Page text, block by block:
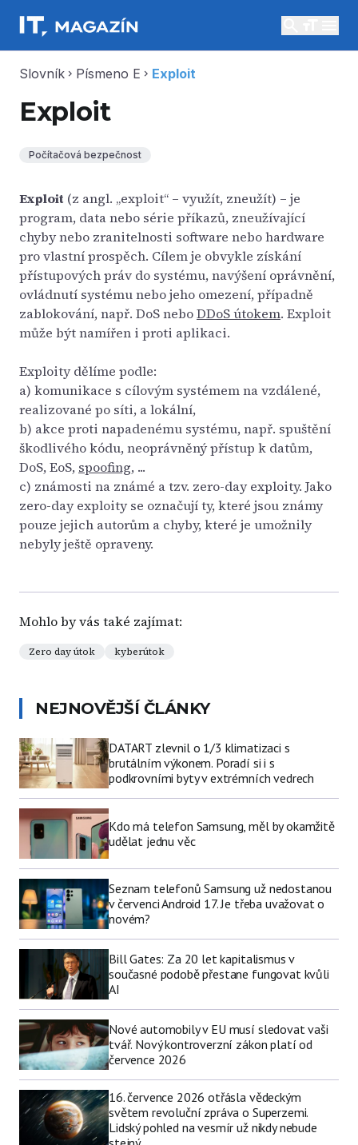
Slovník chevron_right Písmeno E chevron_right Exploit
Exploit
Počítačová bezpečnost
Exploit (z angl. „exploit“ – využít, zneužít) – je
program, data nebo série příkazů, zneužívající
chyby nebo zranitelnosti software nebo hardware
pro vlastní prospěch. Cílem je obvykle získání
přístupových práv do systému, navýšení oprávnění,
ovládnutí systému nebo jeho omezení, případně
zablokování, např. DoS neboDDoS útokem. Exploit
může být namířen i proti aplikaci.
Exploity dělíme podle:
a) komunikace s cílovým systémem na vzdálené,
realizované po síti, a lokální,
b) akce proti napadenému systému, např. spuštění
škodlivého kódu, neoprávněný přístup k datům,
DoS, EoS, spoofing, ...
c) známosti na známé a tzv. zero-day exploity. Jako
zero-day exploity se označují ty, které jsou známy
pouze jejich autorům a chyby, které je umožnily
nebyly ještě opraveny.
Mohlo by vás také zajímat:
Zero day útok kyberútok
NEJNOVĚJŠÍ ČLÁNKY
DATART zlevnil o 1/3 klimatizaci s
brutálním výkonem. Poradí si i s
podkrovními byty v extrémních vedrech
Kdo má telefon Samsung, měl by okamžitě
udělat jednu věc
Seznam telefonů Samsung už nedostanou
v červenci Android 17. Je třeba uvažovat o
novém?
Bill Gates: Za 20 let kapitalismus v
současné podobě přestane fungovat kvůli
AI
Nové automobily v EU musí sledovat vaši
tvář. Nový kontroverzní zákon platí od
července 2026
16. července 2026 otřásla vědeckým
světem revoluční zpráva o Superzemi.
Lidský pohled na vesmír už nikdy nebude